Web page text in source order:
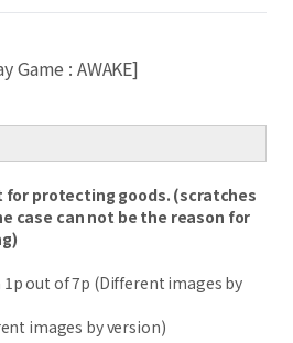
Game : AWAKE]
for protecting goods. (scratches
case can not be the reason for
out of 7p (Different images by
images by version)